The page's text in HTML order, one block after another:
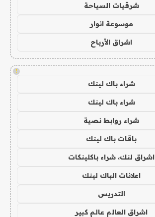
شرقيات السياحة
موسوعة انوار
اشراق الأرباح
!
شراء باك لينك
شراء باك لينك
شراء روابط نصية
باقات باك لينك
اشراق لنك، شراء باكلينكات
اعلانات الباك لينك
التدريس
اشراق العالم عالم كبير